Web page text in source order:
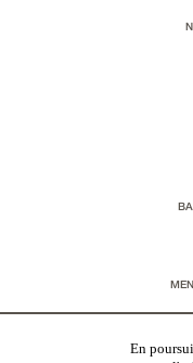
Vous souhaitez
En